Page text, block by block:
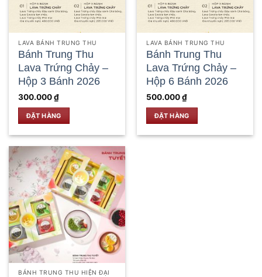
LAVA BÁNH TRUNG THU
Bánh Trung Thu
Lava Trứng Chảy –
Hộp 3 Bánh 2026
300.000₫
ĐẶT HÀNG
LAVA BÁNH TRUNG THU
Bánh Trung Thu
Lava Trứng Chảy –
Hộp 6 Bánh 2026
500.000₫
ĐẶT HÀNG
BÁNH TRUNG THU HIỆN ĐẠI